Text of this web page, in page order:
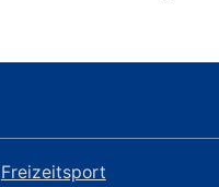
Freizeitsport